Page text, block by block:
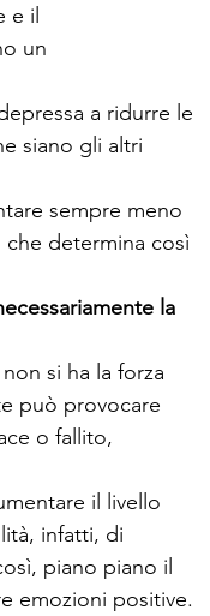
e il
un
a ridurre le
siano gli altri
sempre meno
determina così
la
si ha la forza
può provocare
o fallito,
il livello
infatti, di
piano piano il
emozioni positive.